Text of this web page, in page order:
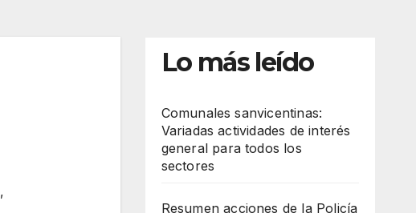
,
Lo más leído
Comunales sanvicentinas:
Variadas actividades de interés
general para todos los
sectores
Resumen acciones de la Policía